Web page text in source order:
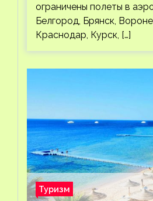
ограничены полеты в
Белгород, Брянск,
Краснодар, Курск, […]
Туризм